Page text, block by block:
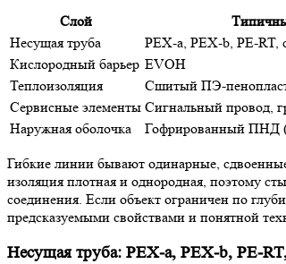
Слой
Несущая труба
PEX-a, PEX-b, PE-RT,
Кислородный барьер EVOH
Теплоизоляция
Сшитый ПЭ-
Сервисные элементы Сигнальный провод,
Наружная оболочка
Гофрированный ПНД
Гибкие линии бывают одинарные,
изоляция плотная и однородная, поэтому
соединения. Если объект ограничен по
предсказуемыми свойствами и понятной
Несущая труба: PEX-a, PEX-b, PE-